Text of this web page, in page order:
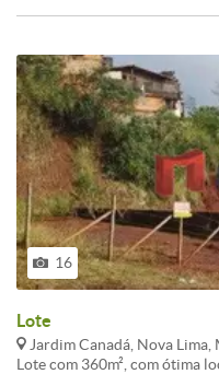
16
Lote
Jardim Canadá, Nova Lima,
Lote com 360m², com ótima